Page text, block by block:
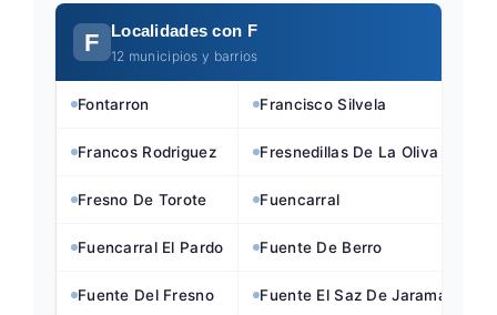
F Localidades con F
12 municipios y barrios
Fontarron Francisco Silvela
Francos Rodriguez Fresnedillas De La Oliva
Fresno De Torote Fuencarral
Fuencarral El Pardo Fuente De Berro
Fuente Del Fresno Fuente El Saz De Jarama